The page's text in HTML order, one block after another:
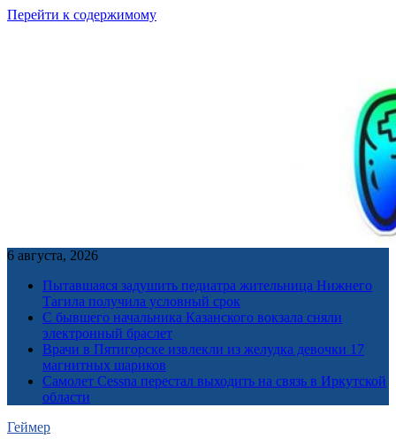
Перейти к содержимому
6 августа, 2026
Пытавшаяся задушить педиатра жительница Нижнего
Тагила получила условный срок
С бывшего начальника Казанского вокзала сняли
электронный браслет
Врачи в Пятигорске извлекли из желудка девочки 17
магнитных шариков
Самолет Cessna перестал выходить на связь в Иркутской
области
Геймер